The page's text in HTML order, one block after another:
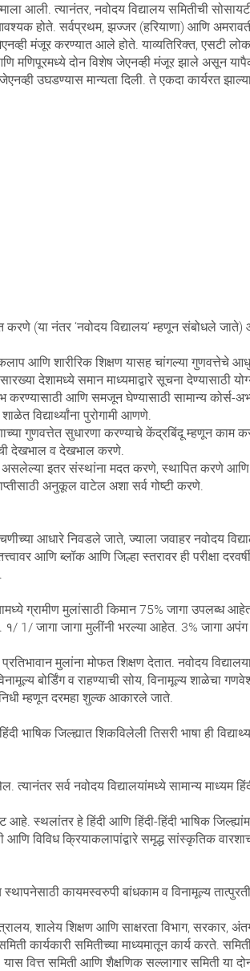
आली. त्यानंतर, नवोदय विद्यालय समितीची
होते. सर्वप्रथम, झज्जर (हरियाणा) आणि
मंजूर करण्यात आले होते. याव्यतिरिक्त, एसटी
दोन विशेष जेएनव्ही मंजूर झाले असून
उघडण्यास मान्यता दिली. ते एकदा कार्यरत
(या नंतर ‘नवोदय विद्यालय’ म्हणून संबोधले जाते)
आणि शारीरिक शिक्षण यासह चांगल्या गुणवत्तेचे
देशामध्ये समान माध्यमाद्वारे सूचना देण्यासाठी
आणि समजून घेण्यासाठी सामान्य कोर्स-
विद्यार्थ्यांना पुरोगामी आणणे.
गुणवत्तेत सुधारणा करण्याचे केंद्रबिंदू म्हणून काम
देखभाल व देखभाल करणे.
असलेल्या इतर संस्थांना मदत करणे, स्थापित करणे
अनुकूल वाटेल अशा सर्व गोष्टी करणे.
आधारे निवडले जाते, ज्याला जवाहर नवोदय
आणि ब्लॉक आणि जिल्हा स्तरावर ही परीक्षा
ग्रामीण मुलांसाठी किमान 75% जागा उपलब्ध
१/ 1/ जागा जागा मुलींनी भरल्या आहेत. 3% जागा
मुलांना मोफत शिक्षण देतात. नवोदय
बोर्डिंग व राहण्याची सोय, विनामूल्य शाळेचा
निधी म्हणून दरमहा शुल्क आकारले जाते.
भाषिक जिल्ह्यात शिकविलेली तिसरी भाषा ही
त्यानंतर सर्व नवोदय विद्यालयांमध्ये सामान्य माध्यम
आहे. स्थलांतर हे हिंदी आणि हिंदी-हिंदी भाषिक
आणि विविध क्रियाकलापांद्वारे समृद्ध सांस्कृतिक
कायमस्वरुपी बांधकाम व विनामूल्य
शालेय शिक्षण आणि साक्षरता विभाग, सरकार,
समितीच्या माध्यमातून कार्य करते.
वित्त समिती आणि शैक्षणिक सल्लागार समिती या